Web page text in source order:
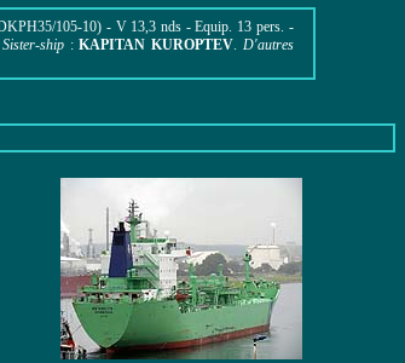
105-10) - V 13,3 nds - Equip. 13 pers. -
Sister-ship :KAPITAN KUROPTEV. D'autres